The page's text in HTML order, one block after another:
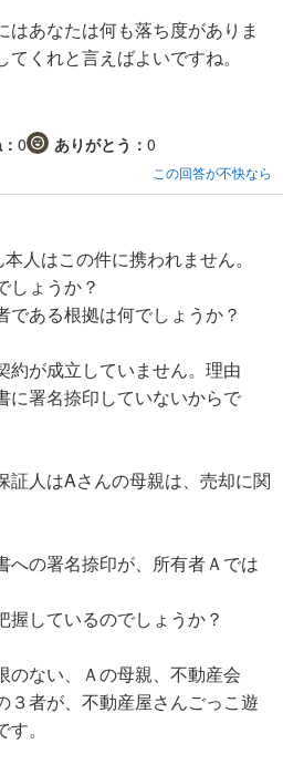
はあなたは何も落ち度がありま
くれと言えばよいですね。
0 ありがとう： 0
この回答が不快なら
人はこの件に携われません。
しょうか？
である根拠は何でしょうか？
約が成立していません。理由
に署名捺印していないからで
証人はAさんの母親は、売却に関
への署名捺印が、所有者Ａでは
しているのでしょうか？
のない、Ａの母親、不動産会
３者が、不動産屋さんごっこ遊
。